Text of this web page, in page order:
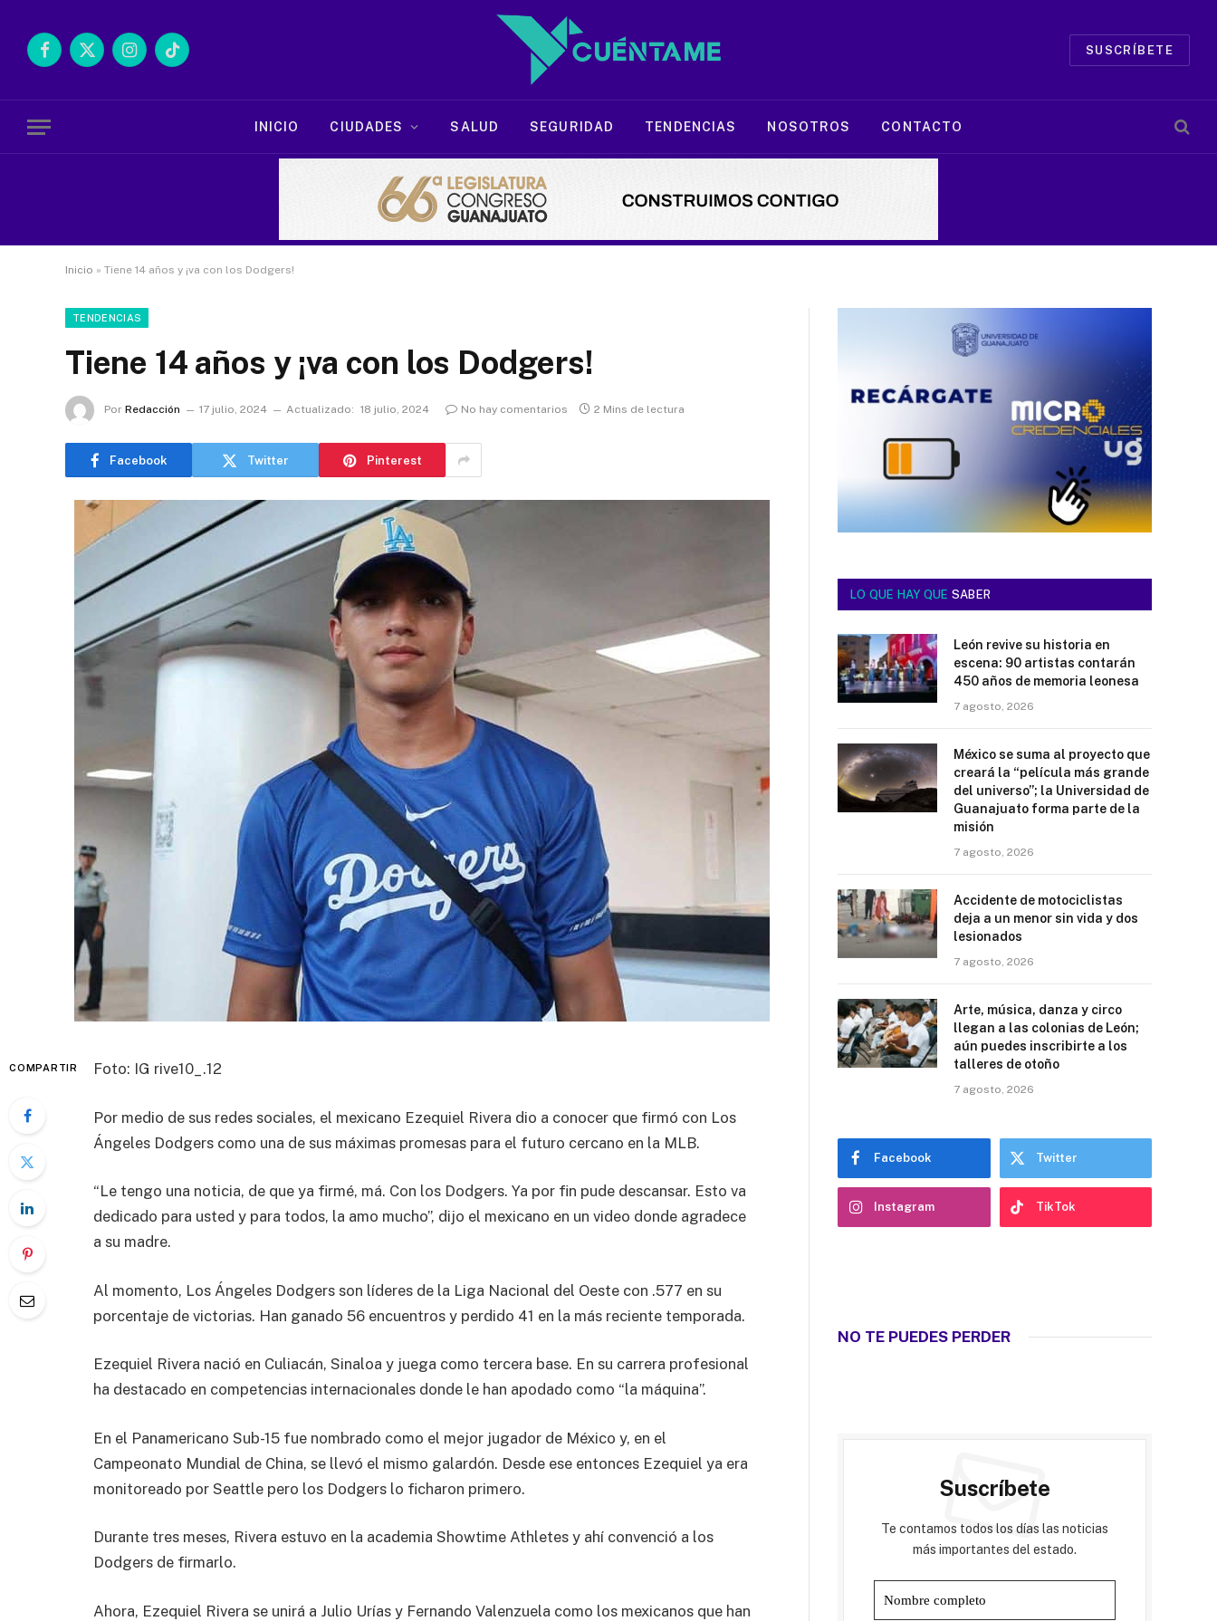
Facebook
X
InstagramTikTok
SUSCRÍBETE
INICIO CIUDADES SALUD SEGURIDAD TENDENCIAS NOSOTROS CONTACTO
Inicio » Tiene 14 años y ¡va con los Dodgers!
TENDENCIAS
Tiene 14 años y ¡va con los Dodgers!
Por Redacción 17 julio, 2024 Actualizado: 18 julio, 2024 No hay comentarios 2 Mins de lectura
Facebook Twitter Pinterest
COMPARTIR Foto: IG rive10_.12
Por medio de sus redes sociales, el mexicano Ezequiel Rivera dio a conocer que firmó con Los
Ángeles Dodgers como una de sus máximas promesas para el futuro cercano en la MLB.
“Le tengo una noticia, de que ya firmé, má. Con los Dodgers. Ya por fin pude descansar. Esto va
dedicado para usted y para todos, la amo mucho”, dijo el mexicano en un video donde agradece
a su madre.
Al momento, Los Ángeles Dodgers son líderes de la Liga Nacional del Oeste con .577 en su
porcentaje de victorias. Han ganado 56 encuentros y perdido 41 en la más reciente temporada.
Ezequiel Rivera nació en Culiacán, Sinaloa y juega como tercera base. En su carrera profesional
ha destacado en competencias internacionales donde le han apodado como “la máquina”.
En el Panamericano Sub-15 fue nombrado como el mejor jugador de México y, en el
Campeonato Mundial de China, se llevó el mismo galardón. Desde ese entonces Ezequiel ya era
monitoreado por Seattle pero los Dodgers lo ficharon primero.
Durante tres meses, Rivera estuvo en la academia Showtime Athletes y ahí convenció a los
Dodgers de firmarlo.
Ahora, Ezequiel Rivera se unirá a Julio Urías y Fernando Valenzuela como los mexicanos que han
LO QUE HAY QUE SABER
León revive su historia en
escena: 90 artistas contarán
450 años de memoria leonesa
7 agosto, 2026
México se suma al proyecto que
creará la “película más grande
del universo”; la Universidad de
Guanajuato forma parte de la
misión
7 agosto, 2026
Accidente de motociclistas
deja a un menor sin vida y dos
lesionados
7 agosto, 2026
Arte, música, danza y circo
llegan a las colonias de León;
aún puedes inscribirte a los
talleres de otoño
7 agosto, 2026
Facebook Twitter
Instagram TikTok
NO TE PUEDES PERDER
Suscríbete
Te contamos todos los días las noticias
más importantes del estado.